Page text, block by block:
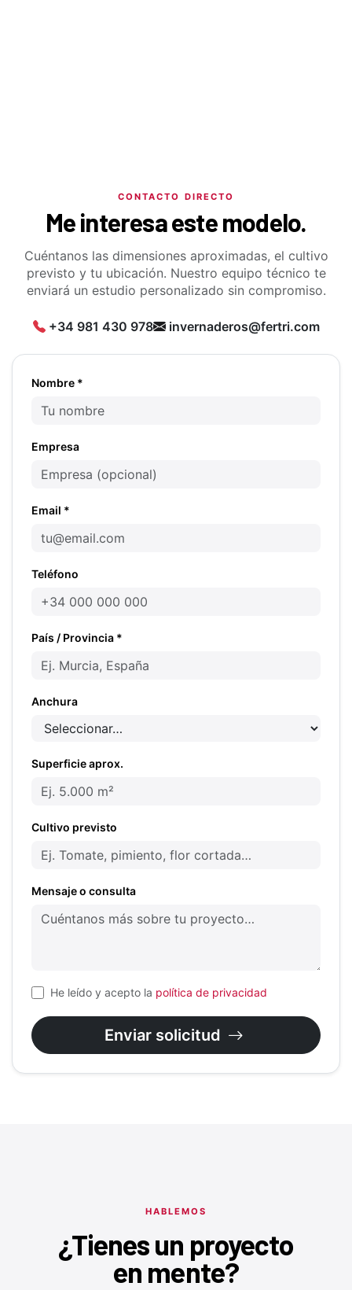
CONTACTO DIRECTO
Me interesa este modelo.
Cuéntanos las dimensiones aproximadas, el cultivo
previsto y tu ubicación. Nuestro equipo técnico te
enviará un estudio personalizado sin compromiso.
+34 981 430 978 invernaderos@fertri.com
Nombre *
Empresa
Email *
Teléfono
País / Provincia *
Anchura
Superficie aprox.
Cultivo previsto
Mensaje o consulta
He leído y acepto la política de privacidad
Enviar solicitud
HABLEMOS
¿Tienes un proyecto
en mente?